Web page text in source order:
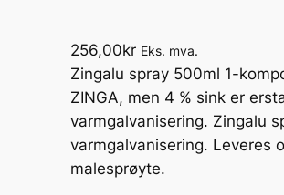
256,00kr Eks. mva.
Zingalu spray 500ml 1-
ZINGA, men 4 % sink er
varmgalvanisering. Zingalu
varmgalvanisering. Leveres
malesprøyte.